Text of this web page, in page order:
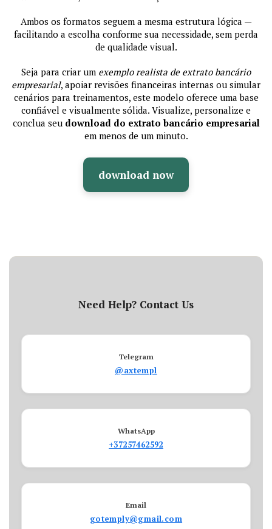
Ambos os formatos seguem a mesma estrutura lógica —
facilitando a escolha conforme sua necessidade, sem perda
de qualidade visual.
Seja para criar um exemplo realista de extrato bancário
empresarial, apoiar revisões financeiras internas ou simular
cenários para treinamentos, este modelo oferece uma base
confiável e visualmente sólida. Visualize, personalize e
conclua seu download do extrato bancário empresarial
em menos de um minuto.
download now
Need Help? Contact Us
Telegram
@axtempl
WhatsApp
+37257462592
Email
gotemply@gmail.com